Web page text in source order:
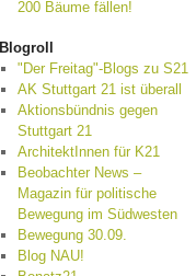
200 Bäume fällen!
Blogroll
"Der Freitag"-Blogs zu S21
AK Stuttgart 21 ist überall
Aktionsbündnis gegen
Stuttgart 21
ArchitektInnen für K21
Beobachter News –
Magazin für politische
Bewegung im Südwesten
Bewegung 30.09.
Blog NAU!